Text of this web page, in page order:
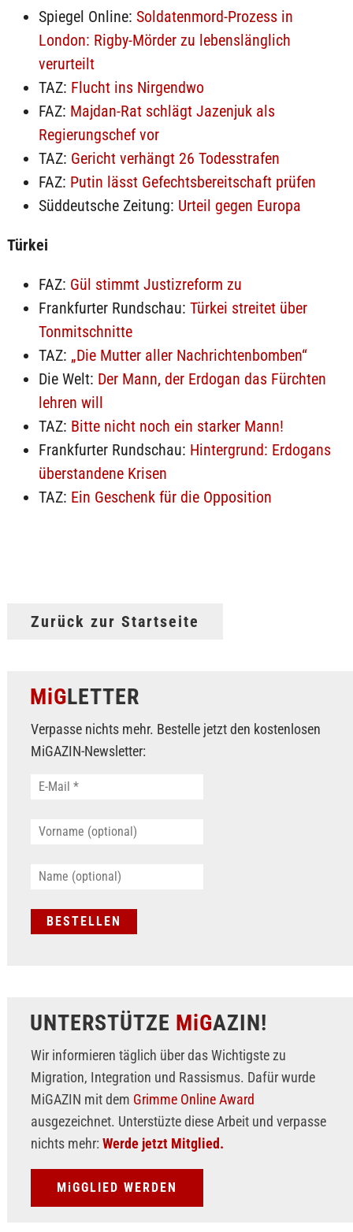
Spiegel Online: Soldatenmord-Prozess in
London: Rigby-Mörder zu lebenslänglich
verurteilt
TAZ: Flucht ins Nirgendwo
FAZ: Majdan-Rat schlägt Jazenjuk als
Regierungschef vor
TAZ: Gericht verhängt 26 Todesstrafen
FAZ: Putin lässt Gefechtsbereitschaft prüfen
Süddeutsche Zeitung: Urteil gegen Europa
Türkei
FAZ: Gül stimmt Justizreform zu
Frankfurter Rundschau: Türkei streitet über
Tonmitschnitte
TAZ: „Die Mutter aller Nachrichtenbomben“
Die Welt: Der Mann, der Erdogan das Fürchten
lehren will
TAZ: Bitte nicht noch ein starker Mann!
Frankfurter Rundschau: Hintergrund: Erdogans
überstandene Krisen
TAZ: Ein Geschenk für die Opposition
Zurück zur Startseite
MiGLETTER
Verpasse nichts mehr. Bestelle jetzt den kostenlosen
MiGAZIN-Newsletter:
UNTERSTÜTZE MiGAZIN!
Wir informieren täglich über das Wichtigste zu
Migration, Integration und Rassismus. Dafür wurde
MiGAZIN mit dem Grimme Online Award
ausgezeichnet. Unterstüzte diese Arbeit und verpasse
nichts mehr: Werde jetzt Mitglied.
MiGGLIED WERDEN